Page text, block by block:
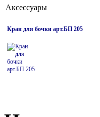
Аксессуары
Кран для бочки арт.БП 205